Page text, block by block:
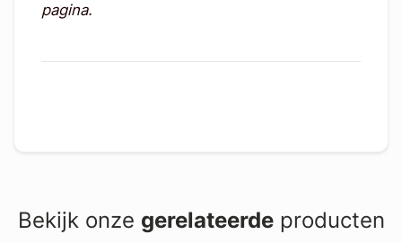
pagina.
Bekijk onze gerelateerdeproducten